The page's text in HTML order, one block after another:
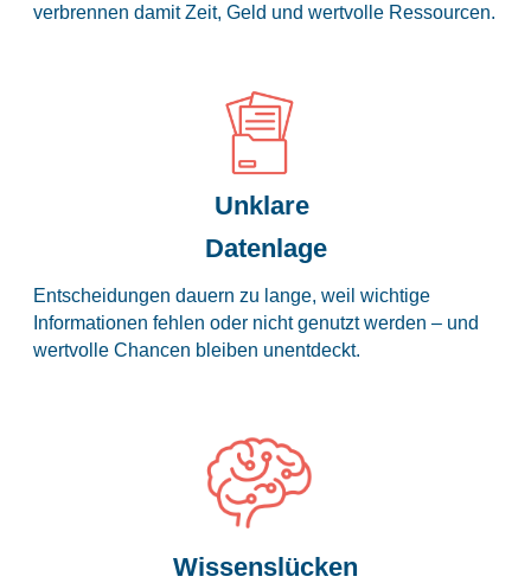
verbrennen damit Zeit, Geld und wertvolle Ressourcen.
Unklare
Datenlage
Entscheidungen dauern zu lange, weil wichtige
Informationen fehlen oder nicht genutzt werden – und
wertvolle Chancen bleiben unentdeckt.
Wissenslücken